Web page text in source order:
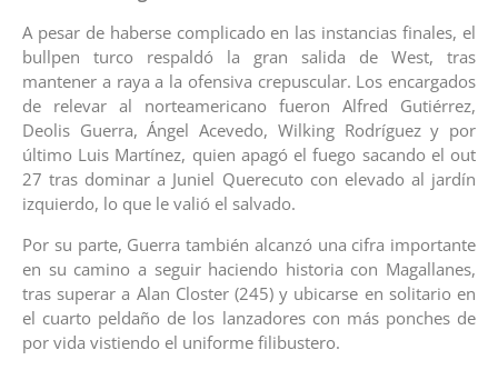
A pesar de haberse complicado en las instancias finales, el
bullpen turco respaldó la gran salida de West, tras
mantener a raya a la ofensiva crepuscular. Los encargados
de relevar al norteamericano fueron Alfred Gutiérrez,
Deolis Guerra, Ángel Acevedo, Wilking Rodríguez y por
último Luis Martínez, quien apagó el fuego sacando el out
27 tras dominar a Juniel Querecuto con elevado al jardín
izquierdo, lo que le valió el salvado.
Por su parte, Guerra también alcanzó una cifra importante
en su camino a seguir haciendo historia con Magallanes,
tras superar a Alan Closter (245) y ubicarse en solitario en
el cuarto peldaño de los lanzadores con más ponches de
por vida vistiendo el uniforme filibustero.